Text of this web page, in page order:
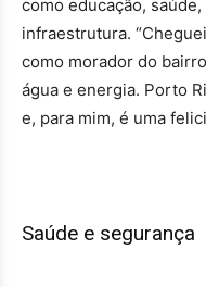
como educação,
infraestrutura.
como morador do
água e energia. Porto
e, para mim, é uma
Saúde e segurança